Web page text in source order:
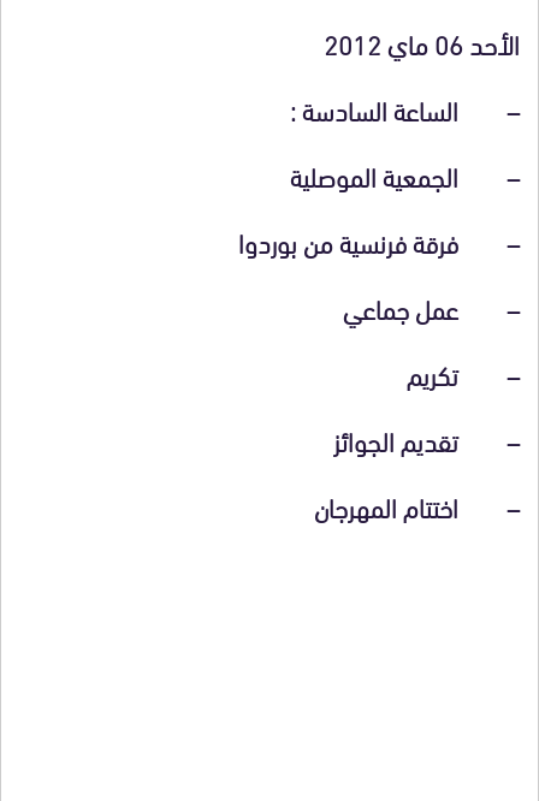
الأحد 06 ماي 2012
– الساعة السادسة :
– الجمعية الموصلية
– فرقة فرنسية من بوردوا
– عمل جماعي
– تكريم
– تقديم الجوائز
– اختتام المهرجان